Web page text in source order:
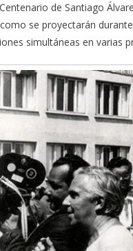
de Santiago
se proyectarán
simultáneas en varias